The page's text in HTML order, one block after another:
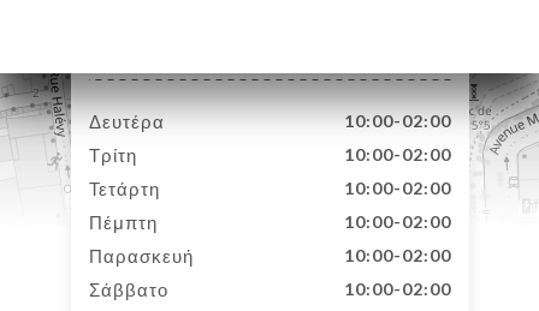
Δευτέρα 10:00-02:00
Τρίτη 10:00-02:00
Τετάρτη 10:00-02:00
Πέμπτη 10:00-02:00
Παρασκευή 10:00-02:00
Σάββατο 10:00-02:00